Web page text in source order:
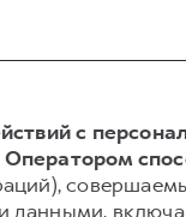
с
данными,